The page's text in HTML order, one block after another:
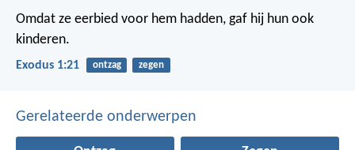
Omdat ze eerbied voor hem hadden, gaf hij hun ook
kinderen.
Exodus 1:21 ontzag zegen
Gerelateerde onderwerpen